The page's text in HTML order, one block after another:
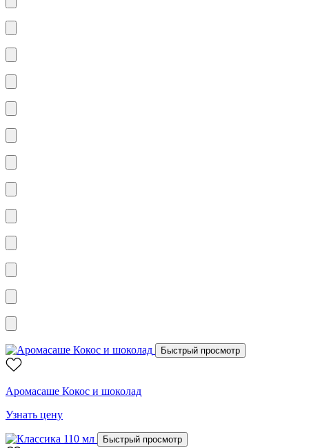
Быстрый просмотр
Аромасаше Кокос и шоколад
Узнать цену
Быстрый просмотр